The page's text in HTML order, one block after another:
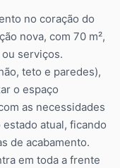
no coração do
nova, com 70 m²,
serviços.
teto e paredes),
o espaço
as necessidades
atual, ficando
de acabamento.
em toda a frente